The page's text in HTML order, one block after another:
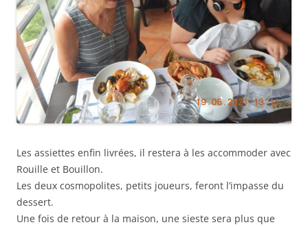
Les assiettes enfin livrées, il restera à les accommoder avec
Rouille et Bouillon.
Les deux cosmopolites, petits joueurs, feront l’impasse du
dessert.
Une fois de retour à la maison, une sieste sera plus que